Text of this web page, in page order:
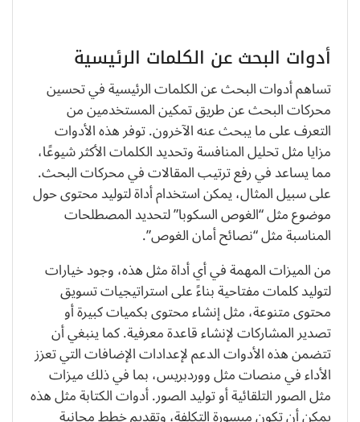
أدوات البحث عن الكلمات الرئيسية
تساهم أدوات البحث عن الكلمات الرئيسية في تحسين
محركات البحث عن طريق تمكين المستخدمين من
التعرف على ما يبحث عنه الآخرون. توفر هذه الأدوات
مزايا مثل تحليل المنافسة وتحديد الكلمات الأكثر شيوعًا،
مما يساعد في رفع ترتيب المقالات في محركات البحث.
على سبيل المثال، يمكن استخدام أداة لتوليد محتوى حول
موضوع مثل “الغوص السكوبا” لتحديد المصطلحات
المناسبة مثل “نصائح أمان الغوص”.
من الميزات المهمة في أي أداة مثل هذه، وجود خيارات
لتوليد كلمات مفتاحية بناءً على استراتيجيات تسويق
محتوى متنوعة، مثل إنشاء محتوى بكميات كبيرة أو
تصدير المشاركات لإنشاء قاعدة معرفية. كما ينبغي أن
تتضمن هذه الأدوات الدعم لإعدادات الإضافات التي تعزز
الأداء في منصات مثل ووردبريس، بما في ذلك ميزات
مثل الصور التلقائية أو توليد الصور. أدوات الكتابة مثل هذه